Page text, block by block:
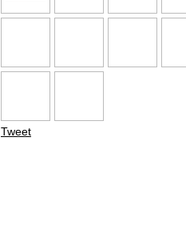
Tweet